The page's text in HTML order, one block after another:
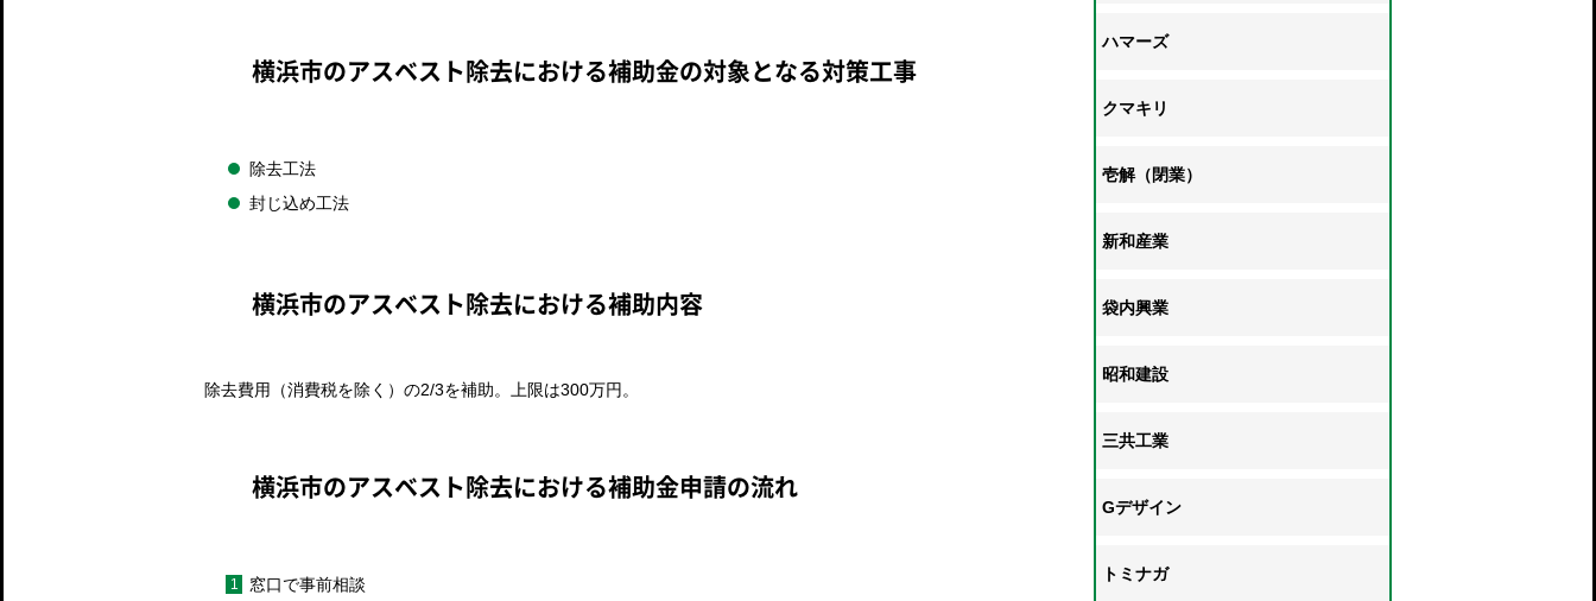
横浜市のアスベスト除去における補助金の対象となる対策工事
除去工法
封じ込め工法
横浜市のアスベスト除去における補助内容
除去費用（消費税を除く）の2/3を補助。上限は300万円。
横浜市のアスベスト除去における補助金申請の流れ
窓口で事前相談
ハマーズ
クマキリ
壱解（閉業）
新和産業
袋内興業
昭和建設
三共工業
Gデザイン
トミナガ